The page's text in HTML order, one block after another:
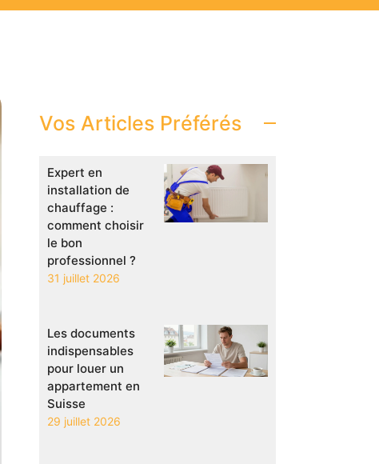
Vos Articles Préférés
Expert en
installation de
chauffage :
comment choisir
le bon
professionnel ?
31 juillet 2026
Les documents
indispensables
pour louer un
appartement en
Suisse
29 juillet 2026